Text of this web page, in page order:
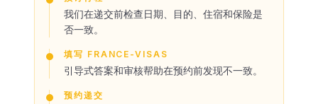
我们在递交前检查日期、目的、住宿和保险是
否一致。
填写 FRANCE-VISAS
引导式答案和审核帮助在预约前发现不一致。
预约递交